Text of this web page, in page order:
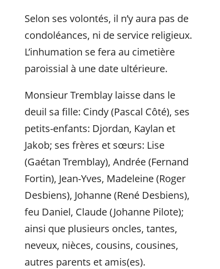
Selon ses volontés, il n’y aura pas de
condoléances, ni de service religieux.
L’inhumation se fera au cimetière
paroissial à une date ultérieure.
Monsieur Tremblay laisse dans le
deuil sa fille: Cindy (Pascal Côté), ses
petits-enfants: Djordan, Kaylan et
Jakob; ses frères et sœurs: Lise
(Gaétan Tremblay), Andrée (Fernand
Fortin), Jean-Yves, Madeleine (Roger
Desbiens), Johanne (René Desbiens),
feu Daniel, Claude (Johanne Pilote);
ainsi que plusieurs oncles, tantes,
neveux, nièces, cousins, cousines,
autres parents et amis(es).